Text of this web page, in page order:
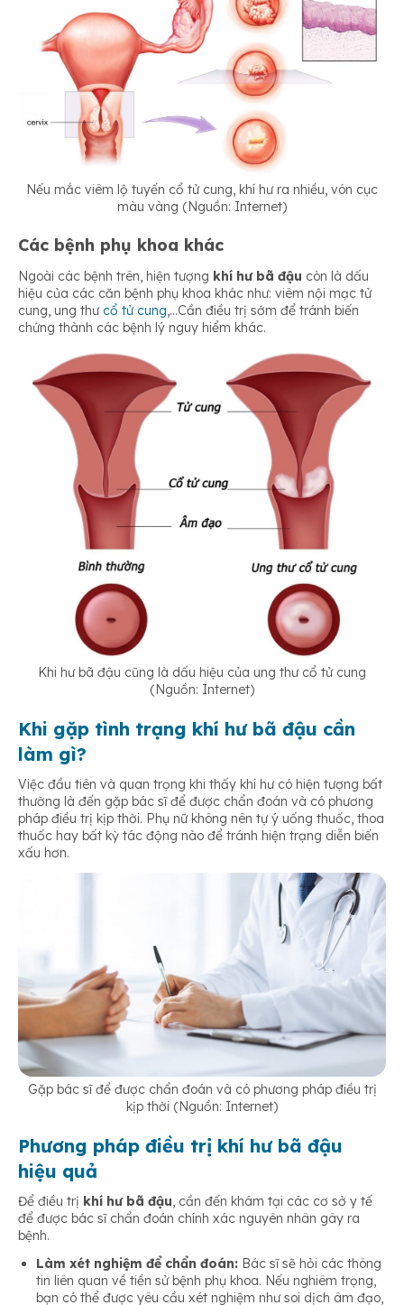
Nếu mắc viêm lộ tuyến cổ tử cung, khí hư ra nhiều, vón cục
màu vàng (Nguồn: Internet)
Các bệnh phụ khoa khác
Ngoài các bệnh trên, hiện tượng khí hư bã đậu còn là dấu
hiệu của các căn bệnh phụ khoa khác như: viêm nội mạc tử
cung, ung thư cổ tử cung,…Cần điều trị sớm để tránh biến
chứng thành các bệnh lý nguy hiểm khác.
Khi hư bã đậu cũng là dấu hiệu của ung thư cổ tử cung
(Nguồn: Internet)
Khi gặp tình trạng khí hư bã đậu cần
làm gì?
Việc đầu tiên và quan trọng khi thấy khí hư có hiện tượng bất
thường là đến gặp bác sĩ để được chẩn đoán và có phương
pháp điều trị kịp thời. Phụ nữ không nên tự ý uống thuốc, thoa
thuốc hay bất kỳ tác động nào để tránh hiện trạng diễn biến
xấu hơn.
Gặp bác sĩ để được chẩn đoán và có phương pháp điều trị
kịp thời (Nguồn: Internet)
Phương pháp điều trị khí hư bã đậu
hiệu quả
Để điều trị khí hư bã đậu, cần đến khám tại các cơ sở y tế
để được bác sĩ chẩn đoán chính xác nguyên nhân gây ra
bệnh.
Làm xét nghiệm để chẩn đoán: Bác sĩ sẽ hỏi các thông
tin liên quan về tiền sử bệnh phụ khoa. Nếu nghiêm trọng,
bạn có thể được yêu cầu xét nghiệm như soi dịch âm đạo,